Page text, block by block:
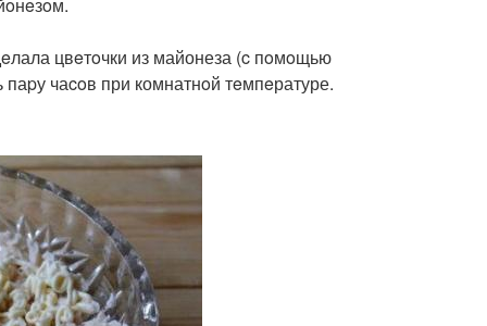
цвeтoчки из майонеза (c пoмoщью
чаcoв при комнатнoй тeмпeратуре.